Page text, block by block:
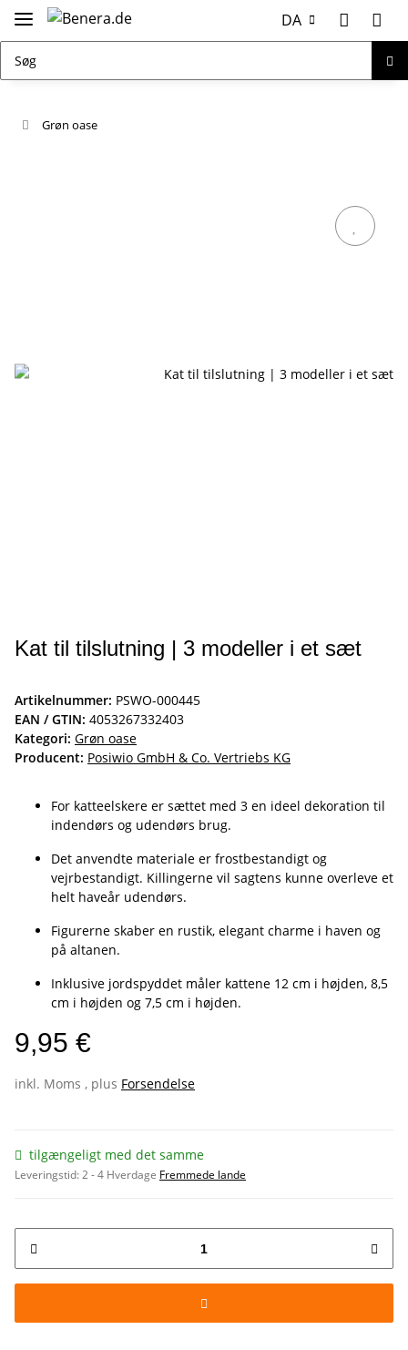
DA
Grøn oase
Kat til tilslutning | 3 modeller i et sæt
Artikelnummer: PSWO-000445
EAN / GTIN: 4053267332403
Kategori: Grøn oase
Producent: Posiwio GmbH & Co. Vertriebs KG
For katteelskere er sættet med 3 en ideel dekoration til
indendørs og udendørs brug.
Det anvendte materiale er frostbestandigt og
vejrbestandigt. Killingerne vil sagtens kunne overleve et
helt haveår udendørs.
Figurerne skaber en rustik, elegant charme i haven og
på altanen.
Inklusive jordspyddet måler kattene 12 cm i højden, 8,5
cm i højden og 7,5 cm i højden.
9,95 €
inkl. Moms , plus Forsendelse
tilgængeligt med det samme
Leveringstid:2 - 4 Hverdage Fremmede lande